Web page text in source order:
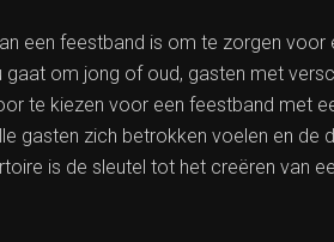
een feestband is om te zorgen
gaat om jong of oud, gasten met
te kiezen voor een feestband met
gasten zich betrokken voelen en de
is de sleutel tot het creëren van